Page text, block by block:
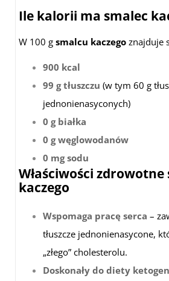
Ile kalorii ma smalec
W 100 g smalcu kaczego znajduje
900 kcal
99 g tłuszczu (w tym 60 g
jednonienasyconych)
0 g białka
0 g węglowodanów
0 mg sodu
Właściwości zdrowotne
kaczego
Wspomaga pracę serca –
tłuszcze jednonienasycone,
„złego” cholesterolu.
Doskonały do diety